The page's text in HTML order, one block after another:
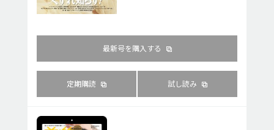
最新号を購入する
定期購読 試し読み